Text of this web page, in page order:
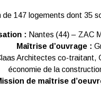
de 147 logements dont 35
: Nantes (44) – ZAC
Maîtrise d’ouvrage :
Architectes co-traitant,
économie de la
de maîtrise